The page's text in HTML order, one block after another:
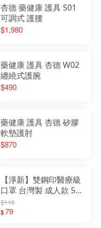
杏德 藥健康 護具 S01
可調式 護腰
$1,980
藥健康 護具 杏德 W02
纏繞式護腕
$490
藥健康 護具 杏德 矽膠
軟墊護肘
$870
【淨新】雙鋼印醫療級
口罩 台灣製 成人款 50
入/盒 淨新 口罩
$119
$79